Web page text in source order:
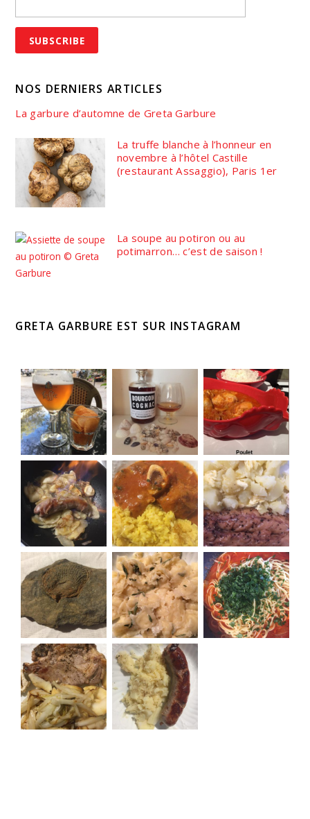
NOS DERNIERS ARTICLES
La garbure d’automne de Greta Garbure
La truffe blanche à l’honneur en
novembre à l’hôtel Castille
(restaurant Assaggio), Paris 1er
La soupe au potiron ou au
potimarron… c’est de saison !
GRETA GARBURE EST SUR INSTAGRAM